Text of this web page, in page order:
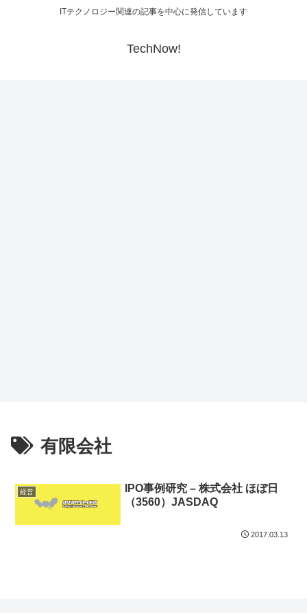
ITテクノロジー関連の記事を中心に発信しています
TechNow!
有限会社
経営
IPO事例研究 – 株式会社 ほぼ日
（3560）JASDAQ
2017.03.13